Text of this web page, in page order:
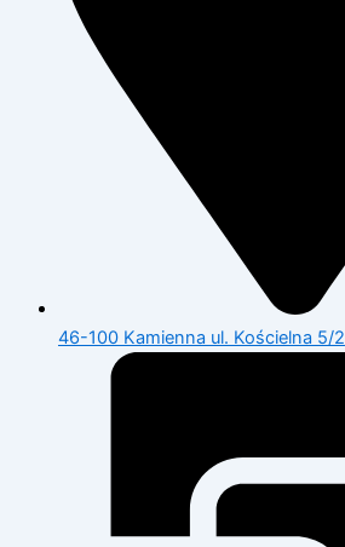
46-100 Kamienna ul. Kościelna 5/2